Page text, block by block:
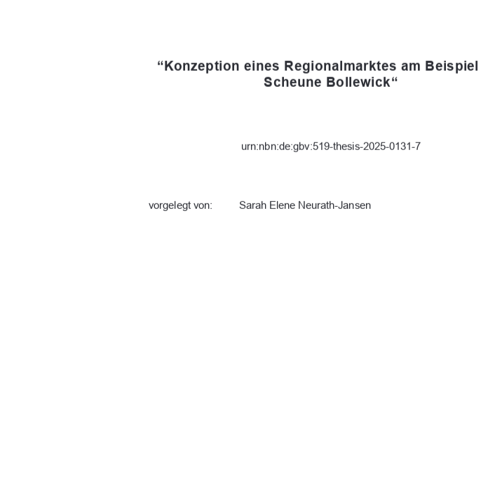
“Konzeption eines Regionalmarktes am
Scheune Bollewick“
urn:nbn:de:gbv:519-thesis-2025-0131-7
vorgelegt von: Sarah Elene Neurath-Jansen